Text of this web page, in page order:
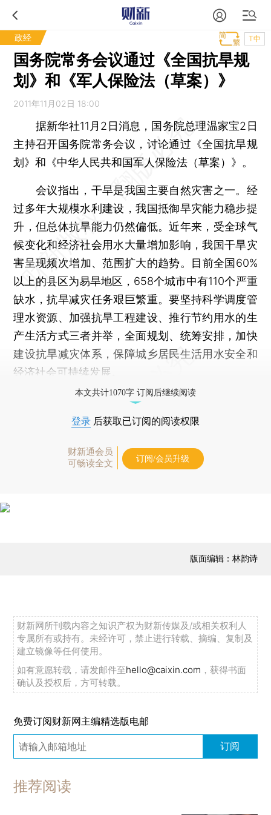
政经 T中
国务院常务会议通过《全国抗旱规
划》和《军人保险法（草案）》
2011年11月02日 18:00
据新华社11月2日消息，国务院总理温家宝2日
主持召开国务院常务会议，讨论通过《全国抗旱规
划》和《中华人民共和国军人保险法（草案）》。
会议指出，干旱是我国主要自然灾害之一。经
过多年大规模水利建设，我国抵御旱灾能力稳步提
升，但总体抗旱能力仍然偏低。近年来，受全球气
候变化和经济社会用水大量增加影响，我国干旱灾
害呈现频次增加、范围扩大的趋势。目前全国60%
以上的县区为易旱地区，658个城市中有110个严重
缺水，抗旱减灾任务艰巨繁重。要坚持科学调度管
理水资源、加强抗旱工程建设、推行节约用水的生
产生活方式三者并举，全面规划、统筹安排，加快
建设抗旱减灾体系，保障城乡居民生活用水安全和
经济社会可持续发展。
本文共计1070字 订阅后继续阅读
登录 后获取已订阅的阅读权限
财新通会员
可畅读全文
订阅/会员升级
版面编辑：林韵诗
财新网所刊载内容之知识产权为财新传媒及/或相关权利人
专属所有或持有。未经许可，禁止进行转载、摘编、复制及
建立镜像等任何使用。
如有意愿转载，请发邮件至hello@caixin.com ，获得书面
确认及授权后，方可转载。
免费订阅财新网主编精选版电邮
订阅
推荐阅读